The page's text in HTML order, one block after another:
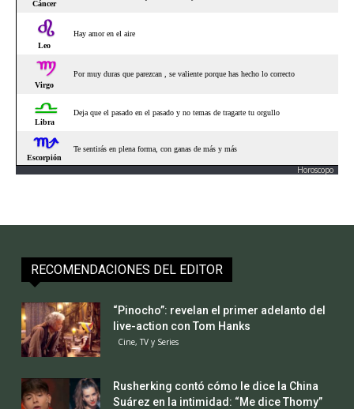
Horoscopo
RECOMENDACIONES DEL EDITOR
“Pinocho”: revelan el primer adelanto del
live-action con Tom Hanks
Cine, TV y Series
Rusherking contó cómo le dice la China
Suárez en la intimidad: “Me dice Thomy”